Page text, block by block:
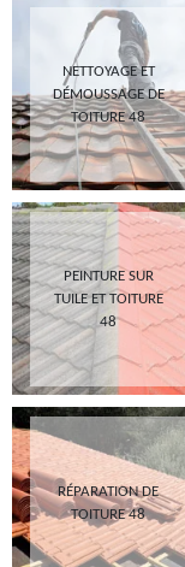
NETTOYAGE ET
DÉMOUSSAGE DE
TOITURE 48
PEINTURE SUR
TUILE ET TOITURE
48
RÉPARATION DE
TOITURE 48